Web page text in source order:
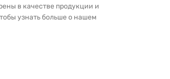
в качестве продукции и
узнать больше о нашем